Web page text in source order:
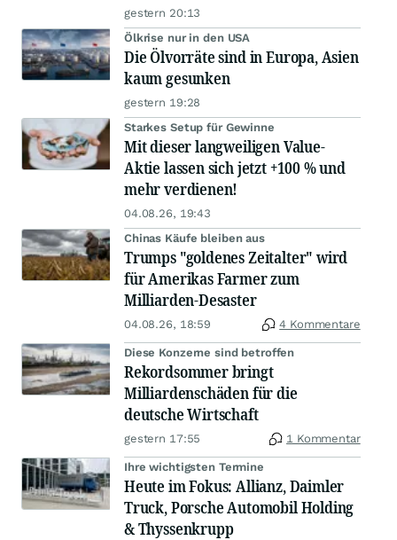
gestern 20:13
Ölkrise nur in den USA
Die Ölvorräte sind in Europa, Asien
kaum gesunken
gestern 19:28
Starkes Setup für Gewinne
Mit dieser langweiligen Value-
Aktie lassen sich jetzt +100 % und
mehr verdienen!
04.08.26, 19:43
Chinas Käufe bleiben aus
Trumps "goldenes Zeitalter" wird
für Amerikas Farmer zum
Milliarden-Desaster
04.08.26, 18:59 4 Kommentare
Diese Konzerne sind betroffen
Rekordsommer bringt
Milliardenschäden für die
deutsche Wirtschaft
gestern 17:55 1 Kommentar
Ihre wichtigsten Termine
Heute im Fokus: Allianz, Daimler
Truck, Porsche Automobil Holding
& Thyssenkrupp